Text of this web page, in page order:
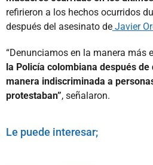
refirieron a los hechos ocurridos
después del asesinato de Javier
“Denunciamos en la manera más
la Policía colombiana después
manera indiscriminada a
protestaban”, señalaron.
Le puede interesar;